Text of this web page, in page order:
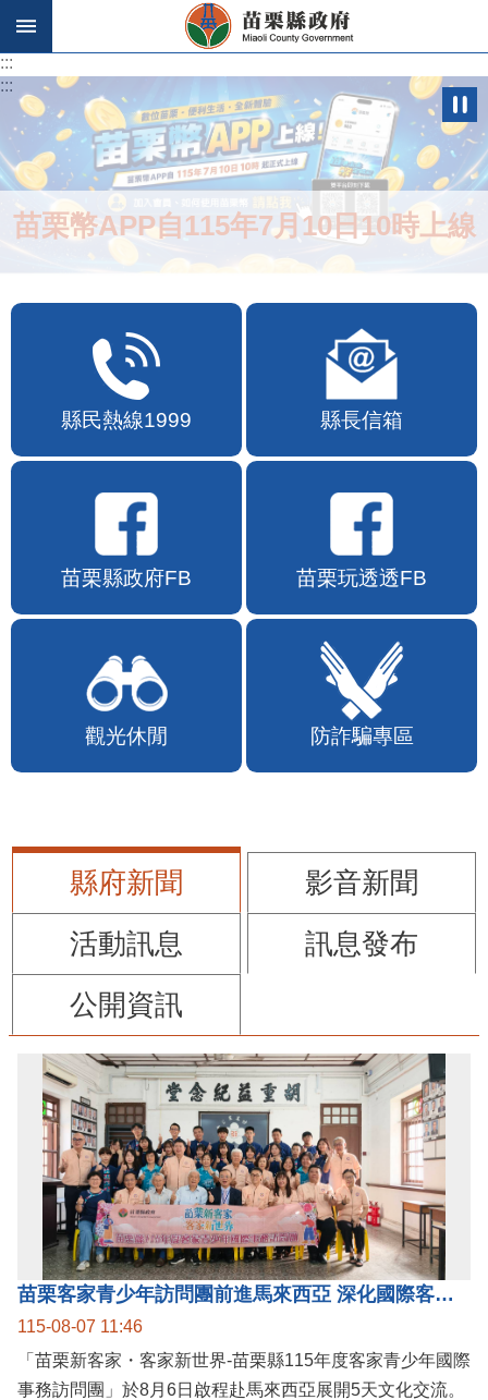
跳到主要內容區塊
:::
:::
苗栗幣APP自115年7月10日10時上線
縣民熱線1999 縣長信箱
苗栗縣政府FB 苗栗玩透透FB
觀光休閒 防詐騙專區
縣府新聞
影音新聞
活動訊息
訊息發布
公開資訊
苗栗客家青少年訪問團前進馬來西亞 深化國際客家文化交流
115-08-07 11:46
「苗栗新客家・客家新世界-苗栗縣115年度客家青少年國際
事務訪問團」於8月6日啟程赴馬來西亞展開5天文化交流。